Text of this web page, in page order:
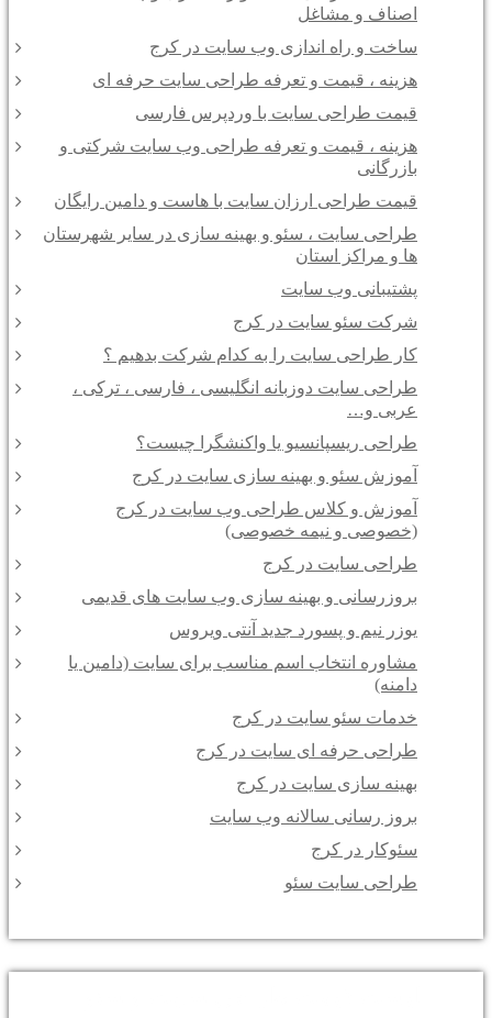
اصناف و مشاغل
ساخت و راه اندازی وب سایت در کرج
هزینه ، قیمت و تعرفه طراحی سایت حرفه ای
قیمت طراحی سایت با وردپرس فارسی
هزینه ، قیمت و تعرفه طراحی وب سایت شرکتی و
بازرگانی
قیمت طراحی ارزان سایت با هاست و دامین رایگان
طراحی سایت ، سئو و بهینه سازی در سایر شهرستان
ها و مراکز استان
پشتیبانی وب سایت
شرکت سئو سایت در کرج
کار طراحی سایت را به کدام شرکت بدهیم ؟
طراحی سایت دوزبانه انگلیسی ، فارسی ، ترکی ،
عربی و…
طراحی ریسپانسیو یا واکنشگرا چیست؟
آموزش سئو و بهینه سازی سایت در کرج
آموزش و کلاس طراحی وب سایت در کرج
(خصوصی و نیمه خصوصی)
طراحی سایت در کرج
بروزرسانی و بهینه سازی وب سایت های قدیمی
یوزر نیم و پسورد جدید آنتی ویروس
مشاوره انتخاب اسم مناسب برای سایت (دامین یا
دامنه)
خدمات سئو سایت در کرج
طراحی حرفه ای سایت در کرج
بهینه سازی سایت در کرج
بروز رسانی سالانه وب سایت
سئوکار در کرج
طراحی سایت سئو